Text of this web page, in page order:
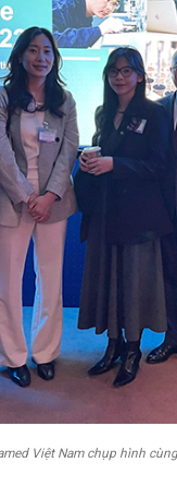
Việt Nam chụp hình